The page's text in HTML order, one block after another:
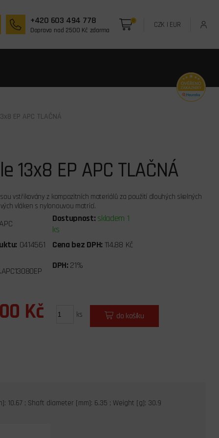
+420 603 494 778
Doprava nad 2500 Kč zdarma
0 CZK | EUR
EP APC TLAČNÁ
13x8 EP APC TLAČNÁ
vstřikovány z kompozitních materiálů za použití dlouhých skelných
vláken s nylonouvou matricí.
Dostupnost: skladem 1
ks
0414561 Cena bez DPH: 114,88 Kč
DPH: 21%
Kč ks do košíku
10.67 ; Shaft diameter [mm]: 6.35 ; Weight [g]: 30.9